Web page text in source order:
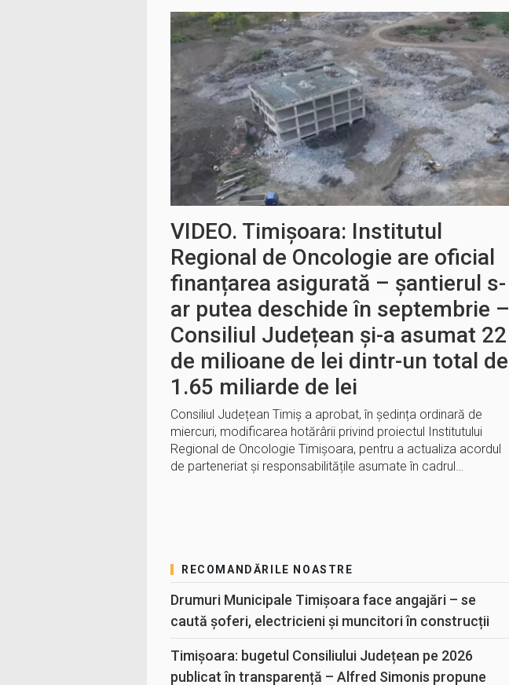
VIDEO. Timișoara: Institutul
Regional de Oncologie are oficial
finanțarea asigurată – șantierul s-
ar putea deschide în septembrie –
Consiliul Județean și-a asumat 22
de milioane de lei dintr-un total de
1.65 miliarde de lei
Consiliul Județean Timiș a aprobat, în ședința ordinară de
miercuri, modificarea hotărârii privind proiectul Institutului
Regional de Oncologie Timișoara, pentru a actualiza acordul
de parteneriat și responsabilitățile asumate în cadrul…
RECOMANDĂRILE NOASTRE
Drumuri Municipale Timișoara face angajări – se
caută șoferi, electricieni și muncitori în construcții
Timișoara: bugetul Consiliului Județean pe 2026
publicat în transparență – Alfred Simonis propune